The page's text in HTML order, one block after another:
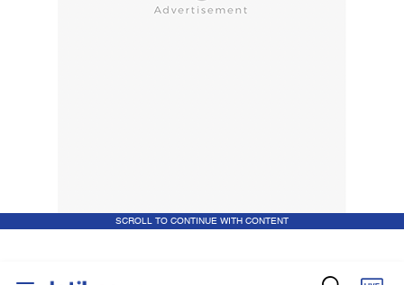
SCROLL TO CONTINUE WITH CONTENT